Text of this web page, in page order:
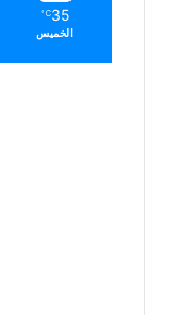
35
℃
الخميس